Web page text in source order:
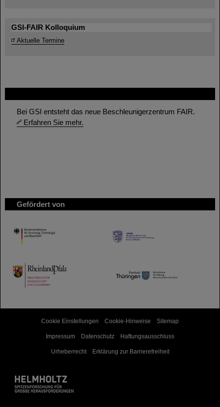
Bei GSI entsteht das neue Beschleunigerzentrum FAIR.
Erfahren Sie mehr.
Gefördert von
HMWK
TMWWDG
GSI-FAIR Kolloquium
Aktuelle Termine
Cookie Einstellungen Cookie-Hinweise Sitemap
Impressum Datenschutz Haftungsausschluss
Urheberrecht Erklärung zur Barrierefreiheit